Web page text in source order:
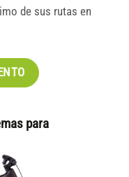
de sus rutas en
para